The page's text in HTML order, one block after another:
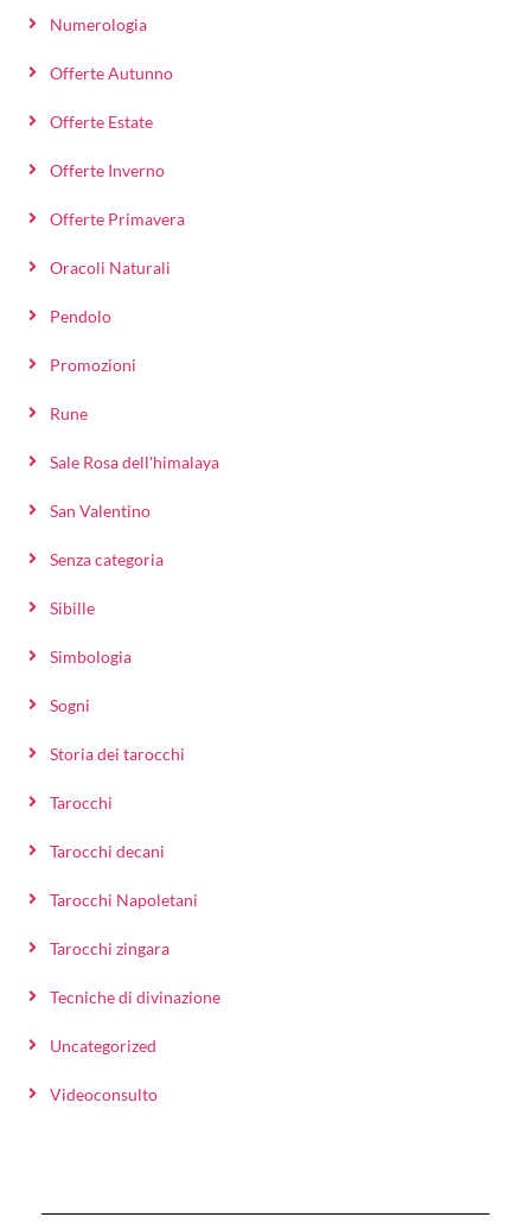
Numerologia
Offerte Autunno
Offerte Estate
Offerte Inverno
Offerte Primavera
Oracoli Naturali
Pendolo
Promozioni
Rune
Sale Rosa dell'himalaya
San Valentino
Senza categoria
Sibille
Simbologia
Sogni
Storia dei tarocchi
Tarocchi
Tarocchi decani
Tarocchi Napoletani
Tarocchi zingara
Tecniche di divinazione
Uncategorized
Videoconsulto